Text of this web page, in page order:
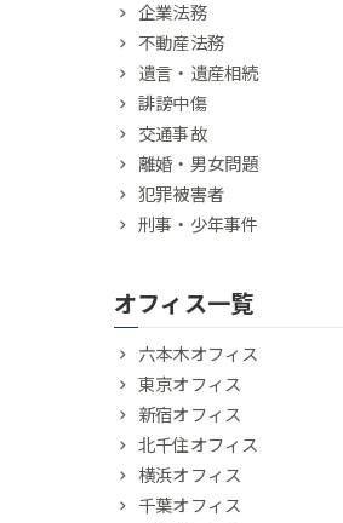
企業法務
不動産法務
遺言・遺産相続
誹謗中傷
交通事故
離婚・男女問題
犯罪被害者
刑事・少年事件
オフィス一覧
六本木オフィス
東京オフィス
新宿オフィス
北千住オフィス
横浜オフィス
千葉オフィス